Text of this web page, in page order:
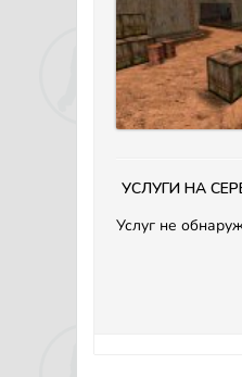
Услуги на
Услуг не